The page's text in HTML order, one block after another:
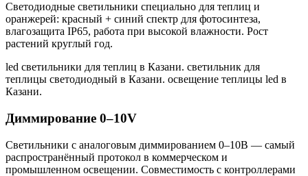
Светодиодные светильники специально для теплиц и
оранжерей: красный + синий спектр для фотосинтеза,
влагозащита IP65, работа при высокой влажности. Рост
растений круглый год.
led светильники для теплиц в Казани. светильник для
теплицы светодиодный в Казани. освещение теплицы led в
Казани.
Диммирование 0–10V
Светильники с аналоговым диммированием 0–10В — самый
распространённый протокол в коммерческом и
промышленном освещении. Совместимость с контроллерами